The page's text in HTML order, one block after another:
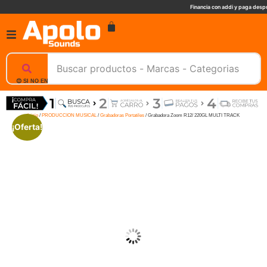
Financia con addi y paga
😊 SI NO ENCUENTRAS UN PRODUCTO, NOSOTROS TE AYUDAMOS, ESCRIBENOS. 📲
Inicio / PRODUCCION MUSICAL/ Grabadoras Portatiles / Grabadora Zoom R12/ 220GL MULTI TRACK
¡Oferta!